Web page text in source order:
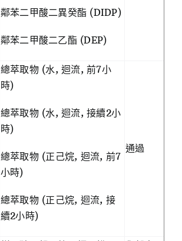
鄰苯二甲酸二異癸酯 (DIDP)
鄰苯二甲酸二乙酯 (DEP)
總萃取物 (水, 迴流, 前7小
時)
總萃取物 (水, 迴流, 接續2小
時)
總萃取物 (正己烷, 迴流, 前7
小時)
總萃取物 (正己烷, 迴流, 接
續2小時)
通過